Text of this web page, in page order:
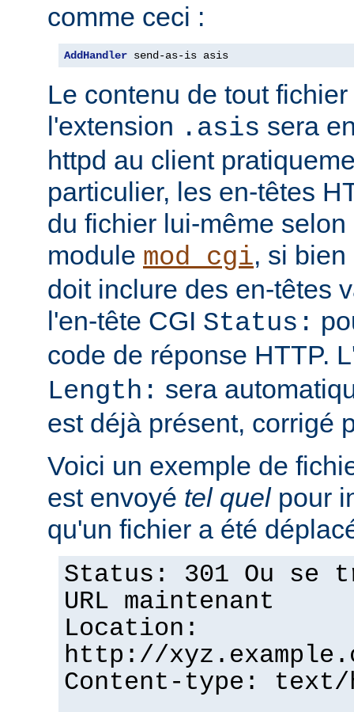
comme ceci :
AddHandler send-as-is asis
Le contenu de tout
l'extension .asis sera
httpd au client
particulier, les en-têtes
du fichier lui-même
module mod_cgi, si
doit inclure des en-têtes
l'en-tête CGI Status:
code de réponse HTTP.
Length: sera
est déjà présent, corrigé
Voici un exemple de
est envoyé tel quelpour
qu'un fichier a été
Status: 301 Ou se
URL maintenant
Location:
http://
Content-type: text/